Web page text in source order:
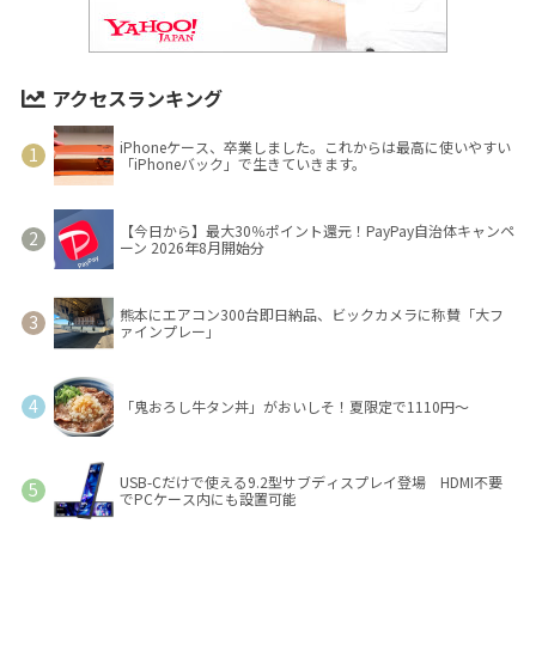
アクセスランキング
iPhoneケース、卒業しました。これからは最高に使いやすい
「iPhoneバック」で生きていきます。
【今日から】最大30％ポイント還元！PayPay自治体キャンペ
ーン 2026年8月開始分
熊本にエアコン300台即日納品、ビックカメラに称賛「大フ
ァインプレー」
「鬼おろし牛タン丼」がおいしそ！夏限定で1110円～
USB-Cだけで使える9.2型サブディスプレイ登場 HDMI不要
でPCケース内にも設置可能